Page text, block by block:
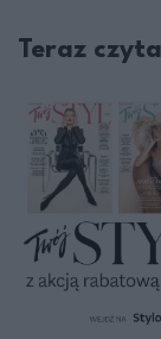
Teraz